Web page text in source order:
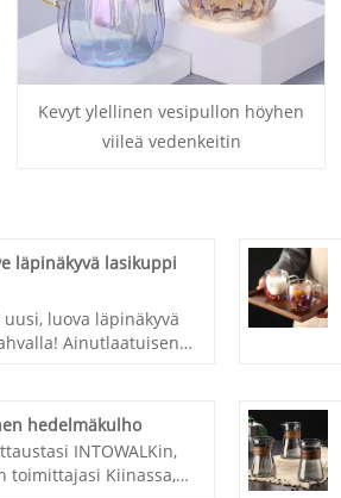
Kevyt ylellinen vesipullon höyhen
viileä vedenkeitin
läpinäkyvä lasikuppi
uusi, luova läpinäkyvä
Ainutlaatuisen
muotoiltu lasijuttu
toimivuutta.
tunne jokapäiväiseen
yritysten omistajat ovat
hedelmäkulho
INTOWALKin,
toimittajasi Kiinassa,